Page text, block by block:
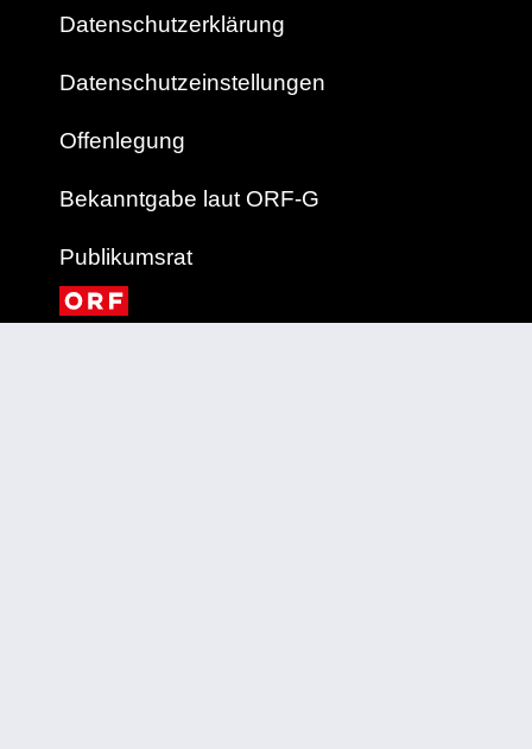
Datenschutzerklärung
Datenschutzeinstellungen
Offenlegung
Bekanntgabe laut ORF-G
Publikumsrat